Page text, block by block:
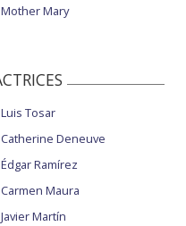
Mother Mary
Luis Tosar
Catherine Deneuve
Édgar Ramírez
Carmen Maura
Javier Martín